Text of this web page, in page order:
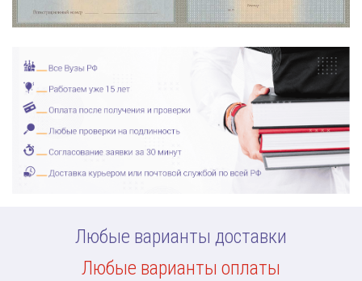
Любые варианты доставки
Любые варианты оплаты